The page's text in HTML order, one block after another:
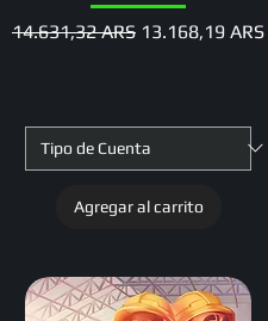
Precio
14.631,32 ARS Precio de oferta
13.168,19 ARS
Agregar al carrito